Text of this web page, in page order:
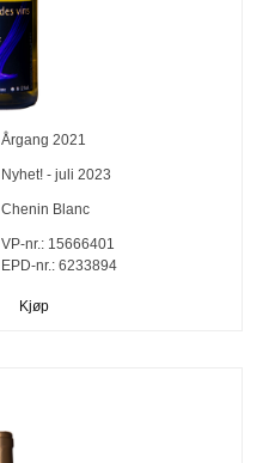
Årgang 2021
Nyhet! - juli 2023
Chenin Blanc
VP-nr.:15666401
EPD-nr.: 6233894
Kjøp